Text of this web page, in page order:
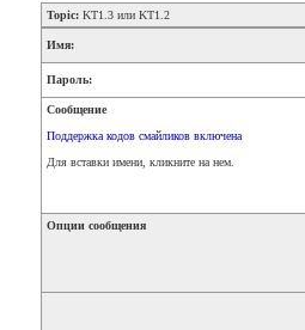
Topic: KT1.3 или KT1.2
Имя:
Пароль:
Сообщение
Поддержка кодов смайликов включена
Для вставки имени, кликните на нем.
Опции сообщения